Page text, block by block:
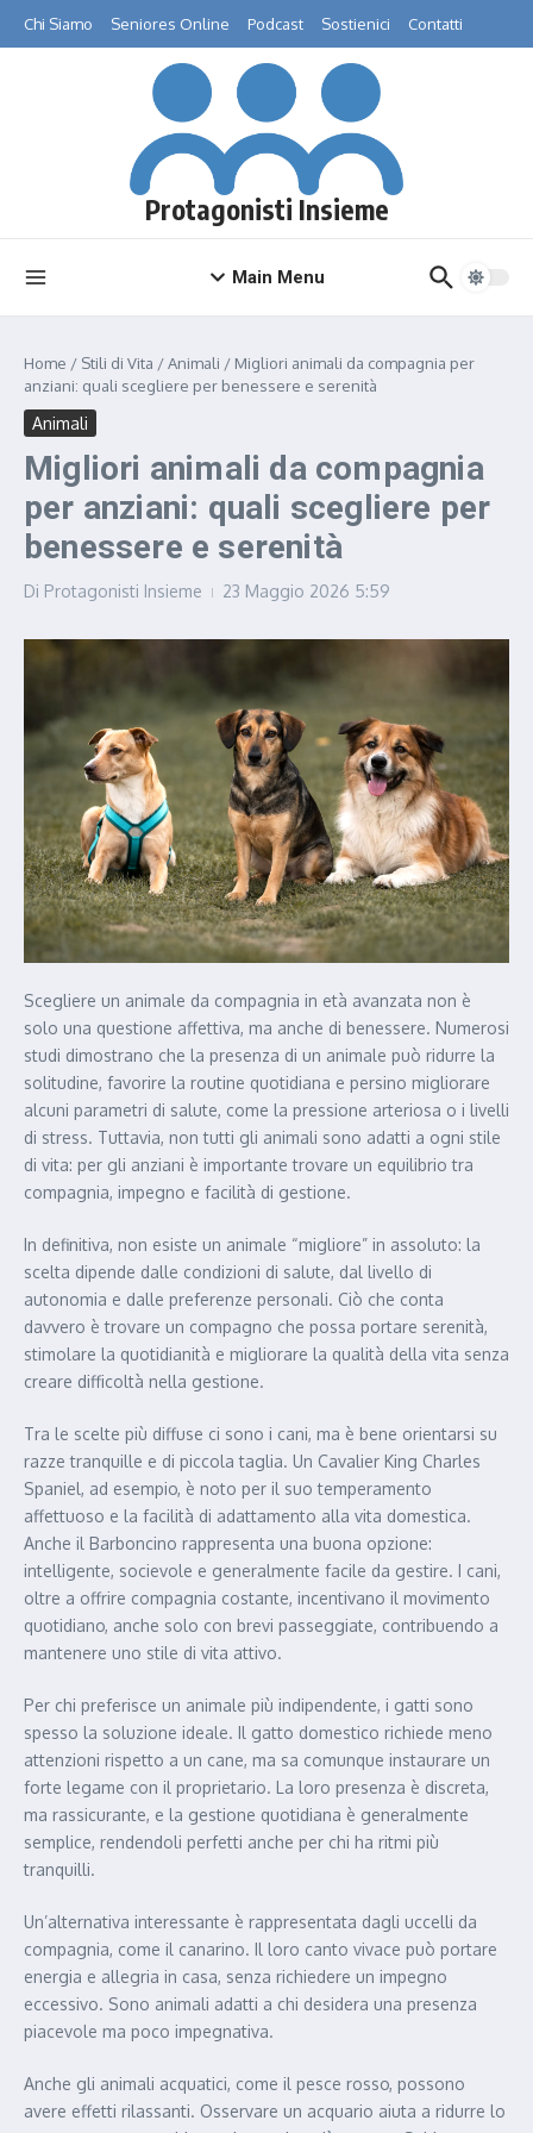
Chi Siamo Seniores Online Podcast Sostienici Contatti
Protagonisti Insieme
Main Menu
Home / Stili di Vita /Animali / Migliori animali da compagnia per
anziani: quali scegliere per benessere e serenità
Animali
Migliori animali da compagnia
per anziani: quali scegliere per
benessere e serenità
Di Protagonisti Insieme 23 Maggio 2026 5:59
Scegliere un animale da compagnia in età avanzata non è
solo una questione affettiva, ma anche di benessere. Numerosi
studi dimostrano che la presenza di un animale può ridurre la
solitudine, favorire la routine quotidiana e persino migliorare
alcuni parametri di salute, come la pressione arteriosa o i livelli
di stress. Tuttavia, non tutti gli animali sono adatti a ogni stile
di vita: per gli anziani è importante trovare un equilibrio tra
compagnia, impegno e facilità di gestione.
In definitiva, non esiste un animale “migliore” in assoluto: la
scelta dipende dalle condizioni di salute, dal livello di
autonomia e dalle preferenze personali. Ciò che conta
davvero è trovare un compagno che possa portare serenità,
stimolare la quotidianità e migliorare la qualità della vita senza
creare difficoltà nella gestione.
Tra le scelte più diffuse ci sono i cani, ma è bene orientarsi su
razze tranquille e di piccola taglia. Un Cavalier King Charles
Spaniel, ad esempio, è noto per il suo temperamento
affettuoso e la facilità di adattamento alla vita domestica.
Anche il Barboncino rappresenta una buona opzione:
intelligente, socievole e generalmente facile da gestire. I cani,
oltre a offrire compagnia costante, incentivano il movimento
quotidiano, anche solo con brevi passeggiate, contribuendo a
mantenere uno stile di vita attivo.
Per chi preferisce un animale più indipendente, i gatti sono
spesso la soluzione ideale. Il gatto domestico richiede meno
attenzioni rispetto a un cane, ma sa comunque instaurare un
forte legame con il proprietario. La loro presenza è discreta,
ma rassicurante, e la gestione quotidiana è generalmente
semplice, rendendoli perfetti anche per chi ha ritmi più
tranquilli.
Un’alternativa interessante è rappresentata dagli uccelli da
compagnia, come il canarino. Il loro canto vivace può portare
energia e allegria in casa, senza richiedere un impegno
eccessivo. Sono animali adatti a chi desidera una presenza
piacevole ma poco impegnativa.
Anche gli animali acquatici, come il pesce rosso, possono
avere effetti rilassanti. Osservare un acquario aiuta a ridurre lo